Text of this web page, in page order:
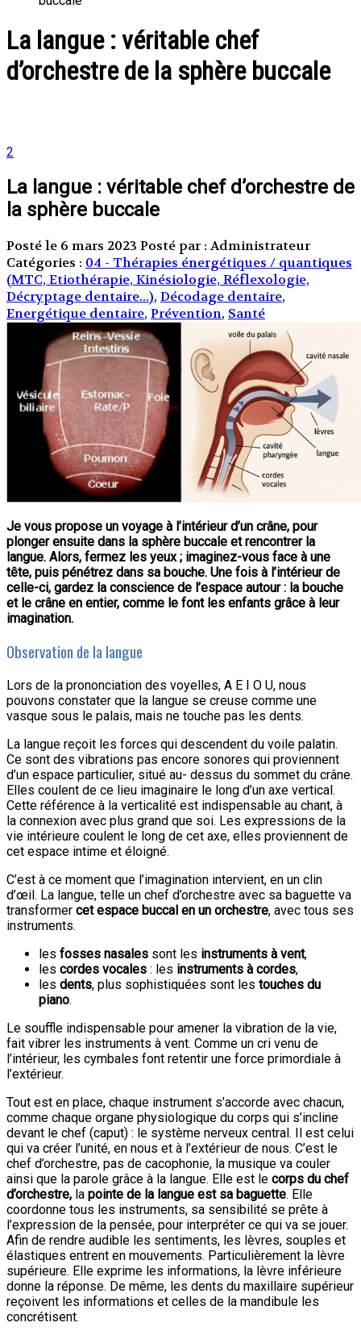
La langue : véritable chef
d’orchestre de la sphère buccale
2
La langue : véritable chef d’orchestre de
la sphère buccale
Posté le 6 mars 2023 Posté par : Administrateur
Catégories : 04 - Thérapies énergétiques / quantiques
(MTC, Etiothérapie, Kinésiologie, Réflexologie,
Décryptage dentaire...), Décodage dentaire,
Energétique dentaire, Prévention, Santé
Je vous propose un voyage à l’intérieur d’un crâne, pour
plonger ensuite dans la sphère buccale et rencontrer la
langue. Alors, fermez les yeux ; imaginez-vous face à une
tête, puis pénétrez dans sa bouche. Une fois à l’intérieur de
celle-ci, gardez la conscience de l’espace autour : la bouche
et le crâne en entier, comme le font les enfants grâce à leur
imagination.
Observation de la langue
Lors de la prononciation des voyelles, A E I O U, nous
pouvons constater que la langue se creuse comme une
vasque sous le palais, mais ne touche pas les dents.
La langue reçoit les forces qui descendent du voile palatin.
Ce sont des vibrations pas encore sonores qui proviennent
d’un espace particulier, situé au- dessus du sommet du crâne.
Elles coulent de ce lieu imaginaire le long d’un axe vertical.
Cette référence à la verticalité est indispensable au chant, à
la connexion avec plus grand que soi. Les expressions de la
vie intérieure coulent le long de cet axe, elles proviennent de
cet espace intime et éloigné.
C’est à ce moment que l’imagination intervient, en un clin
d’œil. La langue, telle un chef d’orchestre avec sa baguette va
transformer cet espace buccal en un orchestre, avec tous ses
instruments.
les fosses nasales sont les instruments à vent,
les cordes vocales : les instruments à cordes,
les dents, plus sophistiquées sont les touches du
piano.
Le souffle indispensable pour amener la vibration de la vie,
fait vibrer les instruments à vent. Comme un cri venu de
l’intérieur, les cymbales font retentir une force primordiale à
l’extérieur.
Tout est en place, chaque instrument s’accorde avec chacun,
comme chaque organe physiologique du corps qui s’incline
devant le chef (caput) : le système nerveux central. Il est celui
qui va créer l’unité, en nous et à l’extérieur de nous. C’est le
chef d’orchestre, pas de cacophonie, la musique va couler
ainsi que la parole grâce à la langue. Elle est le corps du chef
d’orchestre, la pointe de la langue est sa baguette. Elle
coordonne tous les instruments, sa sensibilité se prête à
l’expression de la pensée, pour interpréter ce qui va se jouer.
Afin de rendre audible les sentiments, les lèvres, souples et
élastiques entrent en mouvements. Particulièrement la lèvre
supérieure. Elle exprime les informations, la lèvre inférieure
donne la réponse. De même, les dents du maxillaire supérieur
reçoivent les informations et celles de la mandibule les
concrétisent.